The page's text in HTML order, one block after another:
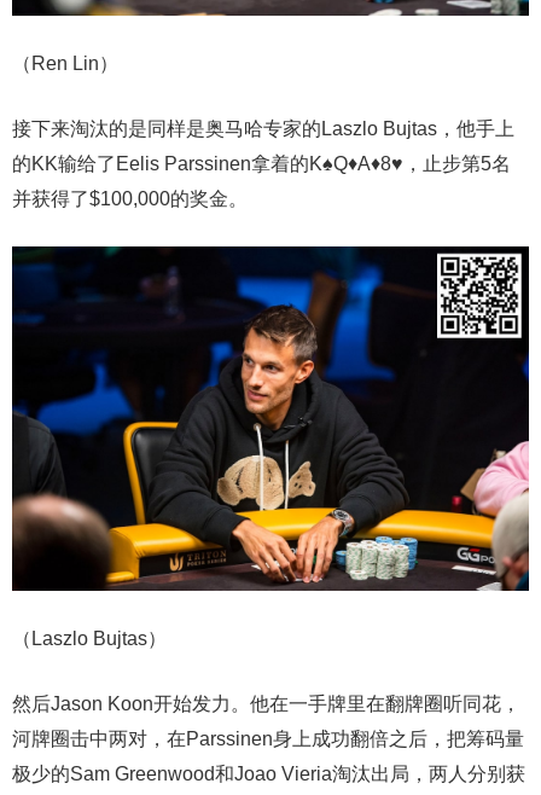
（Ren Lin）
接下来淘汰的是同样是奥马哈专家的Laszlo Bujtas，他手上
的KK输给了Eelis Parssinen拿着的K♠Q♦A♦8♥，止步第5名
并获得了$100,000的奖金。
（Laszlo Bujtas）
然后Jason Koon开始发力。他在一手牌里在翻牌圈听同花，
河牌圈击中两对，在Parssinen身上成功翻倍之后，把筹码量
极少的Sam Greenwood和Joao Vieria淘汰出局，两人分别获